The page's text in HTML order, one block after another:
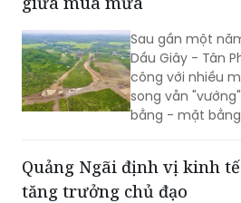
Sau gần một
Dầu Giây - Tân
công với nhiều
song vẫn
bằng - mặt
Quảng Ngãi định vị kinh
tăng trưởng chủ đạo